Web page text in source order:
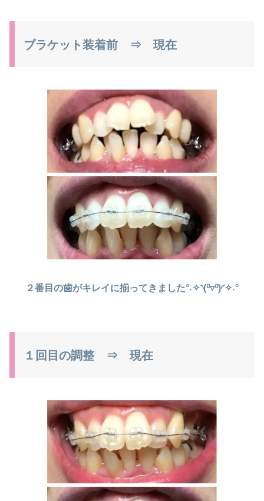
ブラケット装着前 ⇒ 現在
２番目の歯がキレイに揃ってきました°˖✧◝(⁰▿⁰)◜✧˖°
１回目の調整 ⇒ 現在